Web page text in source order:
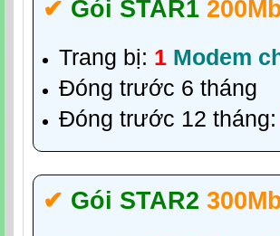
✔‎ Gói STAR1
Trang bị: 1 Modem
Đóng trước 6 tháng
Đóng trước 12 tháng:
✔‎ Gói STAR2